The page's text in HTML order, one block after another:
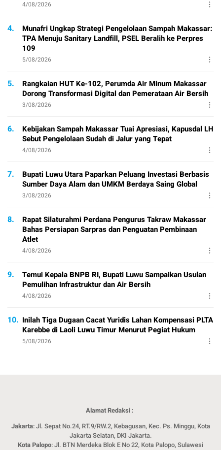
4/08/2026
4.
Munafri Ungkap Strategi Pengelolaan Sampah Makassar:
TPA Menuju Sanitary Landfill, PSEL Beralih ke Perpres
109
5/08/2026
5.
Rangkaian HUT Ke-102, Perumda Air Minum Makassar
Dorong Transformasi Digital dan Pemerataan Air Bersih
3/08/2026
6.
Kebijakan Sampah Makassar Tuai Apresiasi, Kapusdal LH
Sebut Pengelolaan Sudah di Jalur yang Tepat
4/08/2026
7.
Bupati Luwu Utara Paparkan Peluang Investasi Berbasis
Sumber Daya Alam dan UMKM Berdaya Saing Global
3/08/2026
8.
Rapat Silaturahmi Perdana Pengurus Takraw Makassar
Bahas Persiapan Sarpras dan Penguatan Pembinaan
Atlet
4/08/2026
9.
Temui Kepala BNPB RI, Bupati Luwu Sampaikan Usulan
Pemulihan Infrastruktur dan Air Bersih
4/08/2026
10. Inilah Tiga Dugaan Cacat Yuridis Lahan Kompensasi PLTA
Karebbe di Laoli Luwu Timur Menurut Pegiat Hukum
5/08/2026
Alamat Redaksi :
Jakarta: Jl. Sepat No.24, RT.9/RW.2, Kebagusan, Kec. Ps. Minggu, Kota
Jakarta Selatan, DKI Jakarta.
Kota Palopo: Jl. BTN Merdeka Blok E No 22, Kota Palopo, Sulawesi